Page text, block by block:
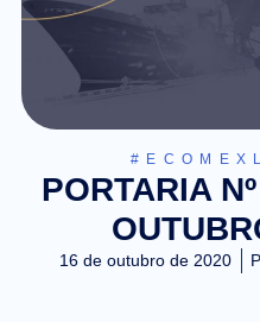
PORTARIA
16 de outubro de 2020